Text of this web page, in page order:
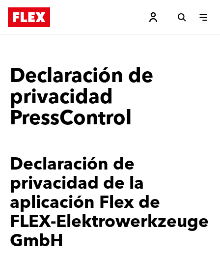
Declaración de
privacidad
PressControl
Declaración de
privacidad de la
aplicación Flex de
FLEX-Elektrowerkzeuge
GmbH